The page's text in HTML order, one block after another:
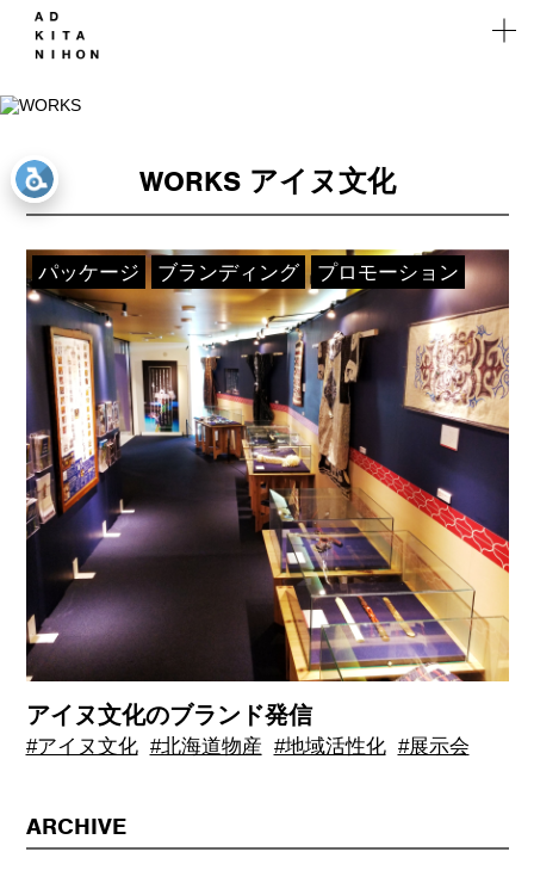
Solution
Company
Recruit
Branch
Contact
WORKS
WEB
ティング
WORKS
WORKS アイヌ文化
パッケージ ブランディング プロモーション
アイヌ文化のブランド発信
#アイヌ文化 #北海道物産 #地域活性化 #展示会
ARCHIVE